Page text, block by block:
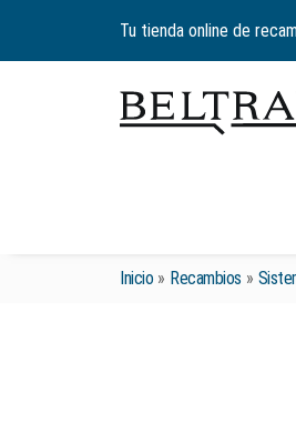
Tu tienda online de
Inicio» Recambios »